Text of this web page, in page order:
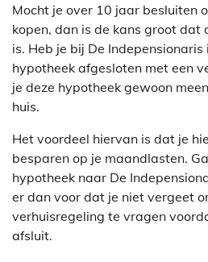
Mocht je over 10 jaar besluiten
kopen, dan is de kans groot dat
is. Heb je bij De Indepensionaris
hypotheek afgesloten met een
je deze hypotheek gewoon
huis.
Het voordeel hiervan is dat je
besparen op je maandlasten.
hypotheek naar De
er dan voor dat je niet vergeet
verhuisregeling te vragen
afsluit.